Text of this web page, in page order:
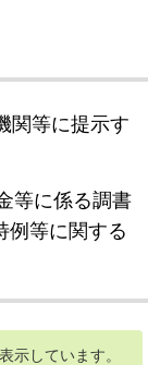
関等に提示す
等に係る調書
例等に関する
示しています。